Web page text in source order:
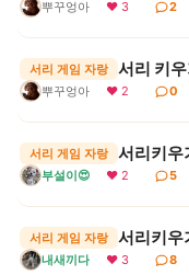
뿌꾸엉아 ❤ 3 2
서리 게임 자랑 서리 키
뿌꾸엉아 ❤ 2 0
서리 게임 자랑 서리키우
부설이😍 ❤ 2 5
서리 게임 자랑 서리키우
내새끼다 ❤ 3 8